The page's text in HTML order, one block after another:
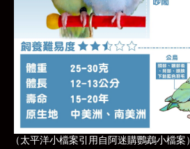
（太平洋小檔案引用自阿迷購鸚鵡小檔案）